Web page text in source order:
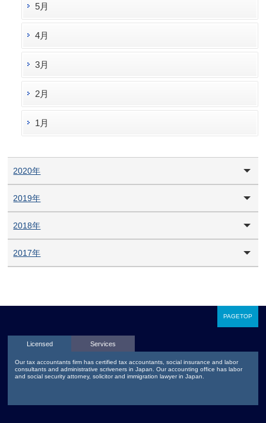
5月
4月
3月
2月
1月
2020年
2019年
2018年
2017年
PAGETOP
Licensed Services
Our tax accountants firm has certified tax accountants, social insurance and labor
consultants and administrative scriveners in Japan. Our accounting office has labor
and social security attorney, solicitor and immigration lawyer in Japan.